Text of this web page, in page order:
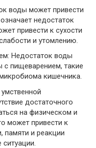
воды может привести
недостаток
привести к сухости
и утомлению.
Недостаток воды
пищеварением, такие
кишечника.
достаточного
на физическом и
может привести к
памяти и реакции